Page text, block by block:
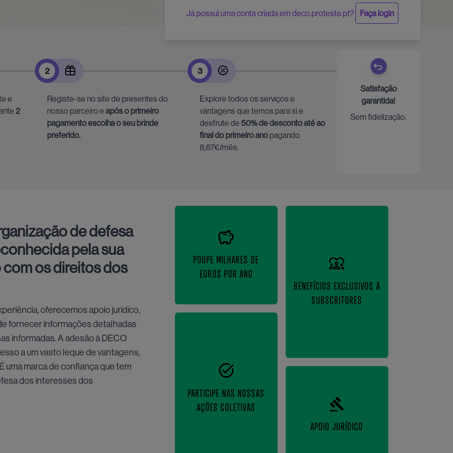
Já possui uma conta criada em deco.proteste.pt? Faça login
e
2
2
Registe-se no site de presentes do
nosso parceiro e após o primeiro
pagamento escolha o seu brinde
preferido.
3
Explore todos os serviços e
vantagens que temos para si e
desfrute de50% de desconto até ao
final do primeiro ano pagando
8,87€/mês.
Satisfação
garantida!
Sem fidelização.
de defesa
pela sua
os direitos dos
oferecemos apoio jurídico,
fornecer informações detalhadas
informadas. A adesão à DECO
a um vasto leque de vantagens,
uma marca de confiança que tem
dos interesses dos
POUPE MILHARES DE
EUROS POR ANO
BENEFÍCIOS EXCLUSIVOS A
SUBSCRITORES
PARTICIPE NAS NOSSAS
AÇÕES COLETIVAS
APOIO JURÍDICO